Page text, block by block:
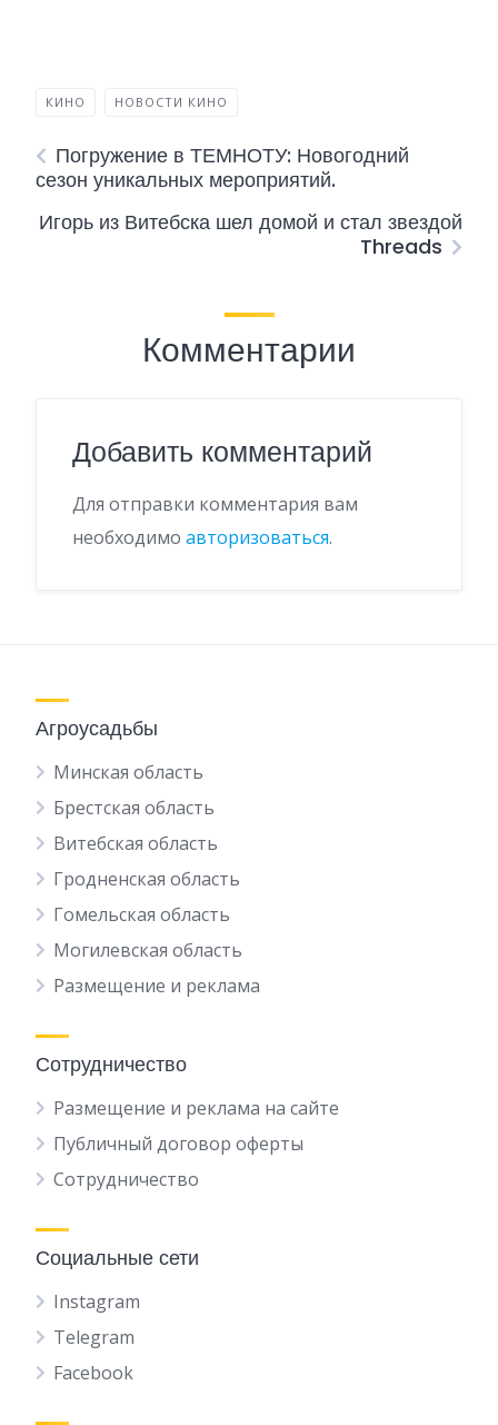
КИНО НОВОСТИ КИНО
Погружение в ТЕМНОТУ: Новогодний
сезон уникальных мероприятий.
Игорь из Витебска шел домой и стал звездой
Threads
Комментарии
Добавить комментарий
Для отправки комментария вам
необходимо авторизоваться.
Агроусадьбы
Минская область
Брестская область
Витебская область
Гродненская область
Гомельская область
Могилевская область
Размещение и реклама
Сотрудничество
Размещение и реклама на сайте
Публичный договор оферты
Сотрудничество
Социальные сети
Instagram
Telegram
Facebook